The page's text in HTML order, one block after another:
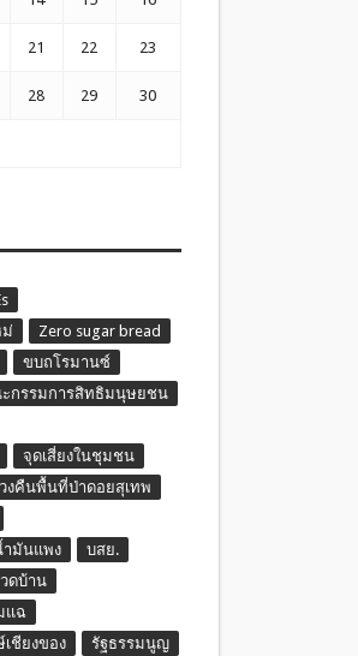
21 22 23
28 29 30
ม่
Zero sugar bread
ขบถโรมานซ์
กรรมการสิทธิมนุษยชน
จุดเสี่ยงในชุมชน
งคืนพื้นที่ป่าดอยสุเทพ
มันแพง
บสย.
ดบ้าน
แฉ
เชียงของ รัฐธรรมนูญ